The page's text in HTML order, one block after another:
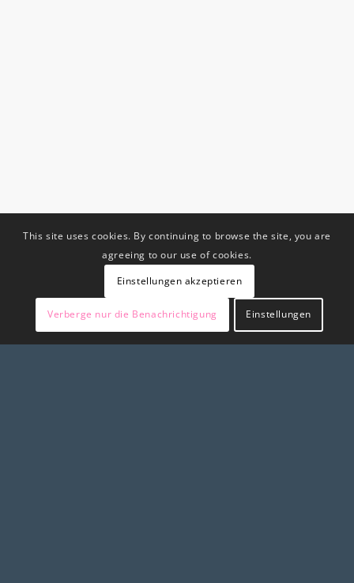
This site uses cookies. By continuing to browse the site, you are
agreeing to our use of cookies.
Einstellungen akzeptieren
Verberge nur die Benachrichtigung Einstellungen